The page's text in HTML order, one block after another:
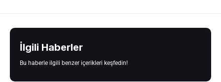
İlgili Haberler
Bu haberle ilgili benzer içerikleri keşfedin!